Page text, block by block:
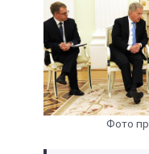
Фото